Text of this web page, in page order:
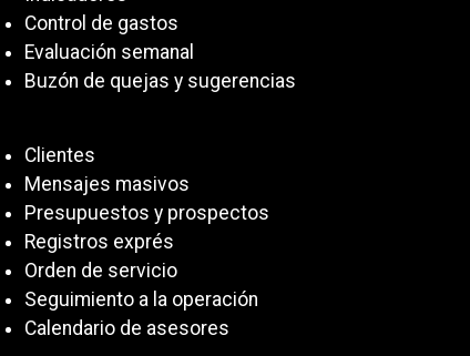
Control de gastos
Evaluación semanal
Buzón de quejas y sugerencias
Clientes
Mensajes masivos
Presupuestos y prospectos
Registros exprés
Orden de servicio
Seguimiento a la operación
Calendario de asesores